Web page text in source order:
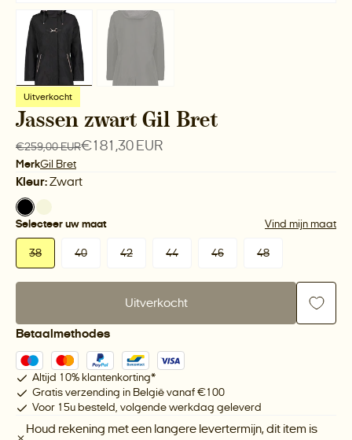
Uitverkocht
Jassen zwart Gil Bret
€259,00 EUR€181,30 EUR
MerkGil Bret
Kleur:Zwart
Selecteer uw maat Vind mijn maat
38 40 42 44 46 48
Uitverkocht
Betaalmethodes
Altijd 10% klantenkorting*
Gratis verzending in België vanaf €100
Voor 15u besteld, volgende werkdag geleverd
Houd rekening met een langere levertermijn, dit item is